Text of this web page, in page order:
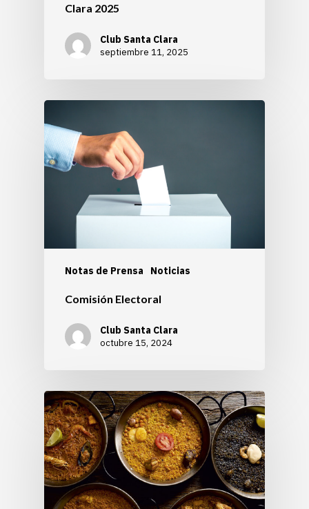
Clara 2025
Club Santa Clara
septiembre 11, 2025
Notas de Prensa Noticias
Comisión Electoral
Club Santa Clara
octubre 15, 2024